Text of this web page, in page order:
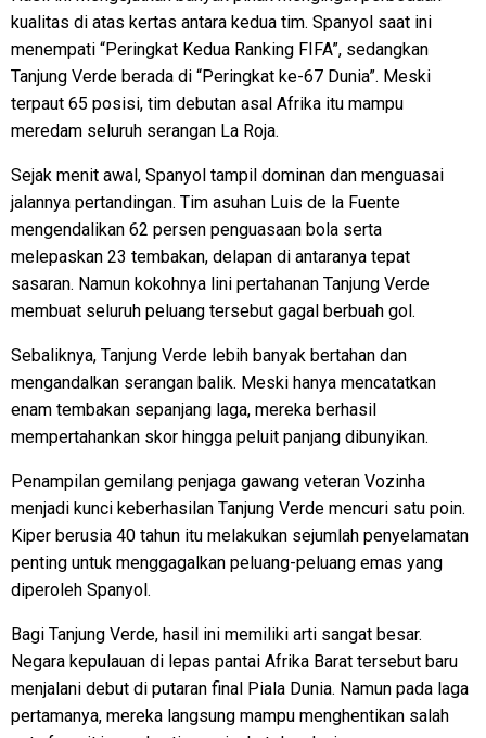
kualitas di atas kertas antara kedua tim. Spanyol saat ini
menempati “Peringkat Kedua Ranking FIFA”, sedangkan
Tanjung Verde berada di “Peringkat ke-67 Dunia”. Meski
terpaut 65 posisi, tim debutan asal Afrika itu mampu
meredam seluruh serangan La Roja.
Sejak menit awal, Spanyol tampil dominan dan menguasai
jalannya pertandingan. Tim asuhan Luis de la Fuente
mengendalikan 62 persen penguasaan bola serta
melepaskan 23 tembakan, delapan di antaranya tepat
sasaran. Namun kokohnya lini pertahanan Tanjung Verde
membuat seluruh peluang tersebut gagal berbuah gol.
Sebaliknya, Tanjung Verde lebih banyak bertahan dan
mengandalkan serangan balik. Meski hanya mencatatkan
enam tembakan sepanjang laga, mereka berhasil
mempertahankan skor hingga peluit panjang dibunyikan.
Penampilan gemilang penjaga gawang veteran Vozinha
menjadi kunci keberhasilan Tanjung Verde mencuri satu poin.
Kiper berusia 40 tahun itu melakukan sejumlah penyelamatan
penting untuk menggagalkan peluang-peluang emas yang
diperoleh Spanyol.
Bagi Tanjung Verde, hasil ini memiliki arti sangat besar.
Negara kepulauan di lepas pantai Afrika Barat tersebut baru
menjalani debut di putaran final Piala Dunia. Namun pada laga
pertamanya, mereka langsung mampu menghentikan salah